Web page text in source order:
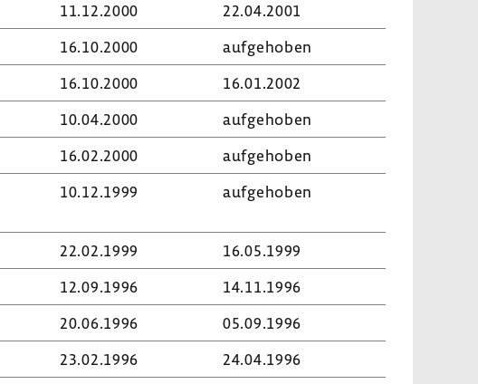
11.12.2000
22.04.2001
16.10.2000
aufge­hoben
16.10.2000
16.01.2002
10.04.2000
aufge­hoben
16.02.2000
aufge­hoben
10.12.1999 aufge­hoben
22.02.1999
16.05.1999
12.09.1996
14.11.1996
20.06.1996
05.09.1996
23.02.1996 24.04.1996